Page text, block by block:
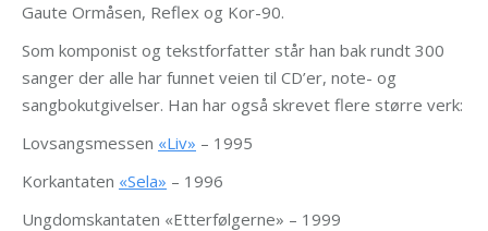
Gaute Ormåsen, Reflex og Kor-90.
Som komponist og tekstforfatter står han bak rundt 300
sanger der alle har funnet veien til CD’er, note- og
sangbokutgivelser. Han har også skrevet flere større verk:
Lovsangsmessen «Liv» – 1995
Korkantaten «Sela» – 1996
Ungdomskantaten «Etterfølgerne» – 1999